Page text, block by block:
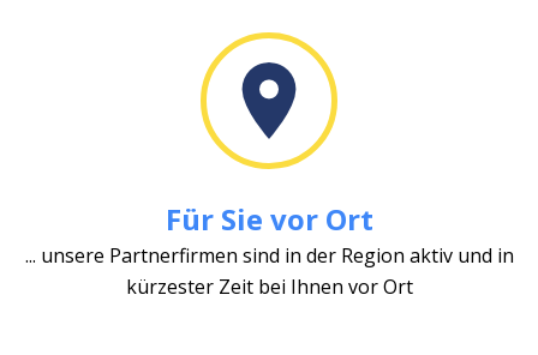
Für Sie vor Ort
... unsere Partnerfirmen sind in der Region aktiv und in
kürzester Zeit bei Ihnen vor Ort